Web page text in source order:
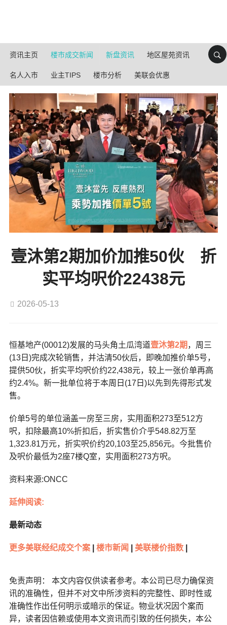
资讯主页 楼市成交新闻 新盘资讯 地区屋苑资讯
名人入市 业主TIPS 楼市分析 美联会优惠
壹沐第2期加价加推50伙 折
实平均呎价22438元
2026-05-13
恒基地产(00012)发展的马头角土瓜湾道壹沐第2期 ，周三
(13日)完成次轮销售，并沽清50伙后，即晚加推价单5号，
提供50伙，折实平均呎价约22,438元，较上一张价单再高
约2.4%。新一批单位将于本周日(17日)以先到先得形式发
售。
价单5号的单位涵盖一房至三房，实用面积273至512方
呎，扣除最高10%折扣后，折实售价介乎548.82万至
1,323.81万元，折实呎价约20,103至25,856元。今批售价
及呎价最低为2座7楼Q室，实用面积273方呎。
资料来源:ONCC
延伸阅读:
最新动态
更多美联经纪成交个案| 楼市新闻 美联楼价指数|
免责声明： 本文内容仅供读者参考。本公司已尽力确保资
讯的准确性，但并不对文中所涉资料的完整性、即时性或
准确性作出任何明示或暗示的保证。物业状况因个案而
异，读者因信赖或使用本文资讯而引致的任何损失，本公